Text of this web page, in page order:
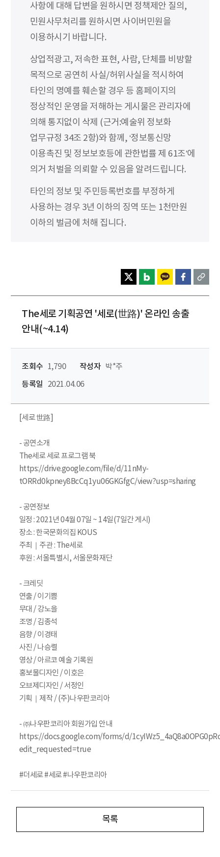
사항에 대해 답변을 원하시면 정책제안 질의,
민원사무처리를 원하시면 사이버민원을
이용하시기 바랍니다.
상업적광고, 저속한 표현, 사람, 단체를 비방할
목적으로 공연히 사실/허위사실을 적시하여
타인의 명예를 훼손할 경우 등 홈페이지의
정상적인 운영을 저해하는 게시물은 관리자에
의해 통지없이 삭제 (근거:예술위 정보화
업무규정 34조 2항)와 함께, ‘정보통신망
이용촉진 및 정보보호등에 관한법률 제 61조’에
의거 처벌을 의뢰할 수 있음을 알려드립니다.
타인의 정보 및 주민등록번호를 부정하게
사용하는 경우 3년 이하의 징역 또는 1천만원
이하의 벌금에 처해 집니다.
The세로 기획공연 '세로(世路)' 온라인 송출
안내(~4.14)
조회수 1,790 작성자 박*주
등록일
2021.04.06
[세로 世路]
- 공연소개
The세로 세로 프로그램 북
https://drive.google.com/file/d/11nMy-
tORRd0kpney8BcCq1yu06GKGfgC/view?usp=sharing
- 공연정보
일정 : 2021년 04월 07일 ~ 14일(7일간 게시)
장소 : 한국문화의집 KOUS
주최｜주관 : The세로
후원 : 서울특별시, 서울문화재단
- 크레딧
연출 / 이기쁨
무대 / 강노을
조명 / 김종석
음향 / 이경태
사진 / 나승렬
영상 / 아르코 예술 기록원
홍보물디자인 / 이호은
오브제디자인 / 서정인
기획｜제작 / (주)나우판코리아
- ㈜나우판코리아 회원가입 안내
https://docs.google.com/forms/d/
edit_requested=true
#더세로 #세로 #나우판코리아
목록